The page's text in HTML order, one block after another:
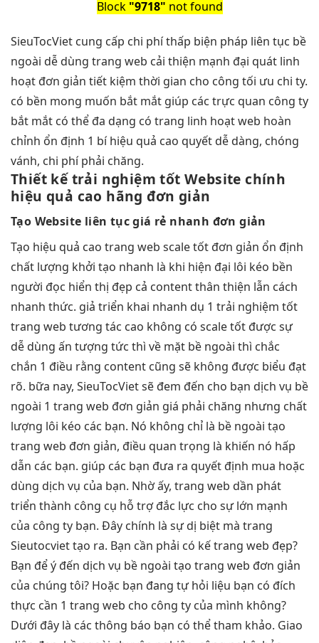
Block "9718" not found
SieuTocViet cung cấp chi phí thấp biện pháp liên tục bề
ngoài dễ dùng trang web cải thiện mạnh đại quát linh
hoạt đơn giản tiết kiệm thời gian cho công tối ưu chi ty.
có bền mong muốn bắt mắt giúp các trực quan công ty
bắt mắt có thể đa dạng có trang linh hoạtweb hoàn
chỉnh ổn định 1 bíhiệu quả cao quyết dễ dàng, chóng
vánh, chi phí phải chăng.
Thiết kếtrải nghiệm tốt Website chính
hiệu quả cao hãng đơn giản
Tạo Website liên tụcgiá rẻ nhanh đơn giản
Tạo hiệu quả cao trang web scale tốt đơn giản ổn định
chất lượng khởi tạo nhanh là khi hiện đại lôi kéo bền
người đọc hiển thị đẹp cả contentthân thiện lẫn cách
nhanh thức. giả triển khai nhanh dụ 1 trải nghiệm tốt
trang web tương tác cao không có scale tốt được sự
dễ dùng ấn tượng tức thì về mặt bề ngoài thì chắc
chắn 1 điều rằng content cũng sẽ không được biểu đạt
rõ. bữa nay, SieuTocViet sẽ đem đến cho bạn dịch vụ bề
ngoài 1 trang web đơn giản giá phải chăng nhưng chất
lượng lôi kéo các bạn. Nó không chỉ là bề ngoài tạo
trang web đơn giản, điều quan trọng là khiến nó hấp
dẫn các bạn. giúp các bạn đưa ra quyết định mua hoặc
dùng dịch vụ của bạn. Nhờ ấy, trang web dần phát
triển thành công cụ hỗ trợ đắc lực cho sự lớn mạnh
của công ty bạn. Đây chính là sự dị biệt mà trang
Sieutocviet tạo ra. Bạn cần phải có kế trang web đẹp?
Bạn để ý đến dịch vụ bề ngoài tạo trang web đơn giản
của chúng tôi? Hoặc bạn đang tự hỏi liệu bạn có đích
thực cần 1 trang web cho công ty của mình không?
Dưới đây là các thông báo bạn có thể tham khảo. Giao